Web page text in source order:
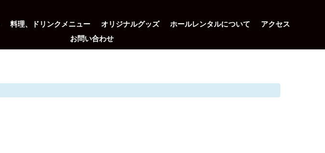
料理、ドリンクメニュー オリジナルグッズ ホールレンタルについて
アクセス
お問い合わせ